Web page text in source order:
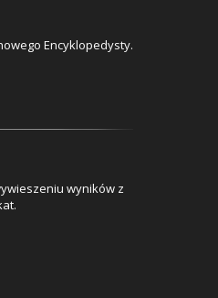
Encyklopedysty.
wyników z